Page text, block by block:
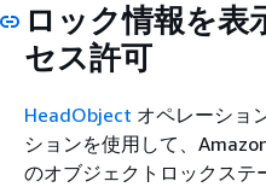
ロック情報を表
セス許可
HeadObject オペレーショ
ションを使用して、
のオブジェクトロックステ